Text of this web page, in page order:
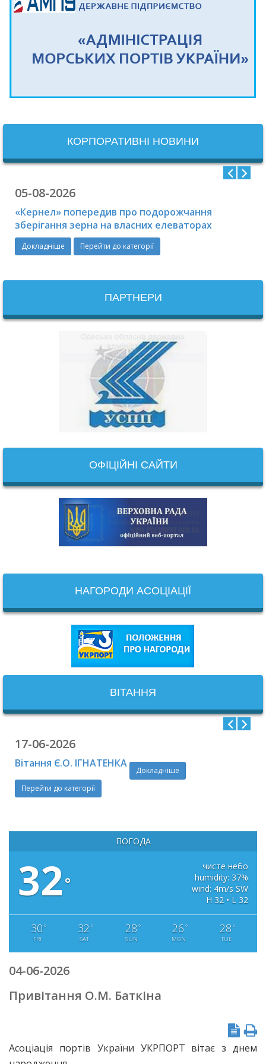
КОРПОРАТИВНІ НОВИНИ
05-08-2026
«Кернел» попередив про подорожчання
зберігання зерна на власних елеваторах
Докладніше Перейти до категорії
ПАРТНЕРИ
ОФІЦІЙНІ САЙТИ
НАГОРОДИ АСОЦІАЦІЇ
ВІТАННЯ
17-06-2026
Вітання Є.О. ІГНАТЕНКА
Докладніше
Перейти до категорії
ПОГОДА
32°
чисте небо
humidity: 37%
wind: 4m/s SW
H 32 • L 32
30 °
FRI
32 °
SAT
28 °
SUN
26 °
MON
28 °
TUE
04-06-2026
Привітання О.М. Баткіна
Асоціація портів України УКРПОРТ вітає з днем